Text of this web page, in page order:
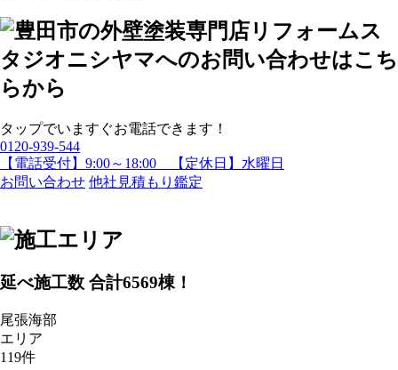
タップでいますぐお電話できます！
0120-939-544
【電話受付】9:00～18:00 【定休日】水曜日
お問い合わせ 他社見積もり鑑定
延べ施工数 合計6569棟！
尾張海部
エリア
119件